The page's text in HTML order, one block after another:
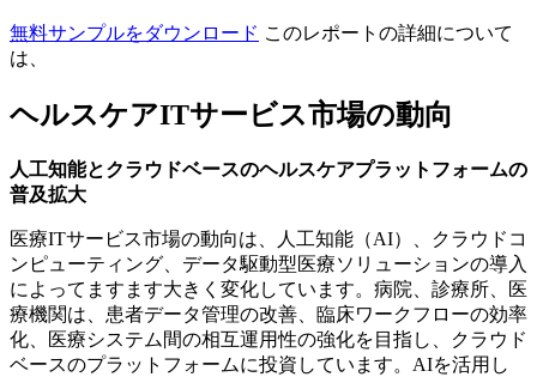
無料サンプルをダウンロード このレポートの詳細について
は、
ヘルスケアITサービス市場の動向
人工知能とクラウドベースのヘルスケアプラットフォームの
普及拡大
医療ITサービス市場の動向は、人工知能（AI）、クラウドコ
ンピューティング、データ駆動型医療ソリューションの導入
によってますます大きく変化しています。病院、診療所、医
療機関は、患者データ管理の改善、臨床ワークフローの効率
化、医療システム間の相互運用性の強化を目指し、クラウド
ベースのプラットフォームに投資しています。AIを活用し